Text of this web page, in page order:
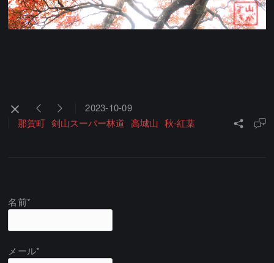
2023-10-09
那賀町 剣山スーパー林道 高城山 秋-紅葉
名前*
メール*